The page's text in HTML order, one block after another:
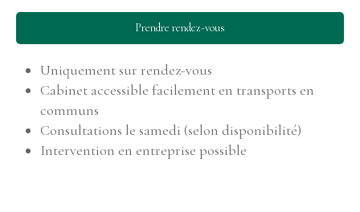
Prendre rendez-vous
Uniquement sur rendez-vous
Cabinet accessible facilement en transports en
communs
Consultations le samedi (selon disponibilité)
Intervention en entreprise possible